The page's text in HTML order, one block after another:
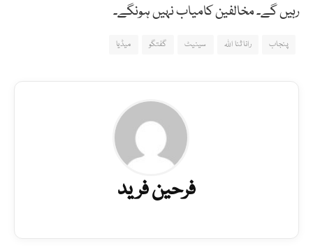
رہیں گے۔ مخالفین کامیاب نہیں ہونگے۔
پنجاب رانا ثنا اللہ سینیٹ گفتگو میڈیا
فرحین فرید